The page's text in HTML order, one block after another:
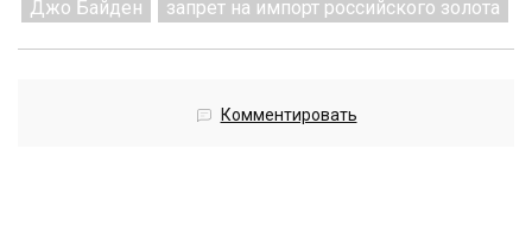
Джо Байден
запрет на импорт российского золота
Комментировать